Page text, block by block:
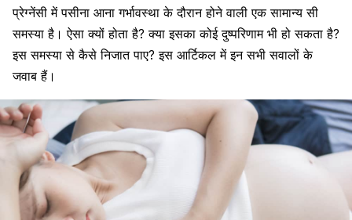
प्रेग्नेंसी में पसीना आना गर्भावस्था के दौरानहोने वाली एक सामान्य सी
समस्या है। ऐसा क्यों होता है? क्या इसका कोई दुष्परिणाम भी हो सकता है?
इस समस्या से कैसे निजात पाए? इस आर्टिकल में इन सभी सवालों के
जवाब हैं।